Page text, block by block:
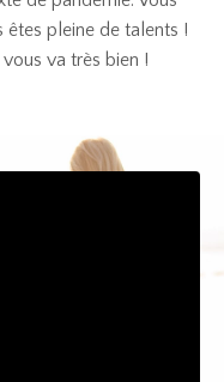
pleine de talents !
va très bien !